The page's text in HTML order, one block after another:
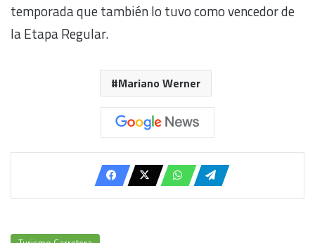
temporada que también lo tuvo como vencedor de
la Etapa Regular.
Mariano Werner